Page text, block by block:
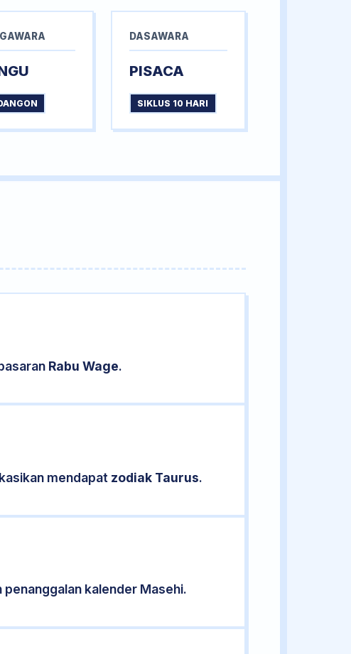
DASAWARA
PISACA
SIKLUS 10 HARI
Rabu Wage.
mendapat zodiak Taurus.
penanggalan kalender Masehi.